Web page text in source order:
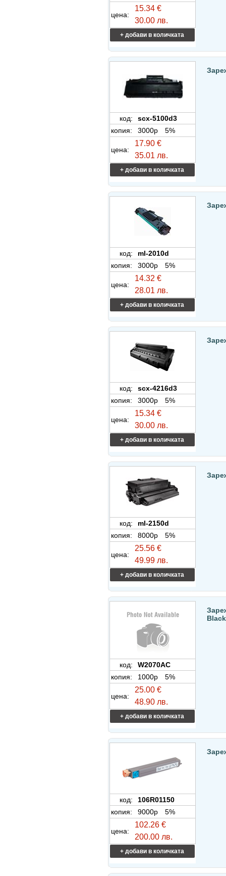
цена:
15.34 €
30.00 лв.
+ добави в количката
код:
scx-5100d3
копия:
3000p 5%
цена:
17.90 €
35.01 лв.
+ добави в количката
код:
ml-2010d
копия:
3000p 5%
цена:
14.32 €
28.01 лв.
+ добави в количката
код:
scx-4216d3
копия:
3000p 5%
цена:
15.34 €
30.00 лв.
+ добави в количката
код:
ml-2150d
копия:
8000p 5%
цена:
25.56 €
49.99 лв.
+ добави в количката
код:
W2070AC
копия:
1000p 5%
цена:
25.00 €
48.90 лв.
+ добави в количката
Black
код:
106R01150
копия:
9000p 5%
цена:
102.26 €
200.00 лв.
+ добави в количката